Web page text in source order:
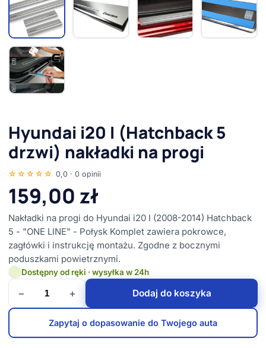
Hyundai i20 I (Hatchback 5
drzwi) nakładki na progi
☆☆☆☆☆ 0,0 · 0 opinii
159,00zł
Nakładki na progi do Hyundai i20 I (2008-2014) Hatchback
5 - "ONE LINE" - Połysk Komplet zawiera pokrowce,
zagłówki i instrukcję montażu. Zgodne z bocznymi
poduszkami powietrznymi.
Dostępny od ręki · wysyłka w 24h
− + Dodaj do koszyka
Zapytaj o dopasowanie do Twojego auta